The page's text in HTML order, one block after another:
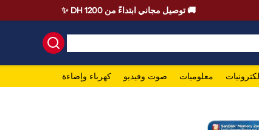
🚚 توصيل مجاني ابتداءً من 1200 DH ✨
معلوميات صوت وفيديو كهرباء وإضاءة